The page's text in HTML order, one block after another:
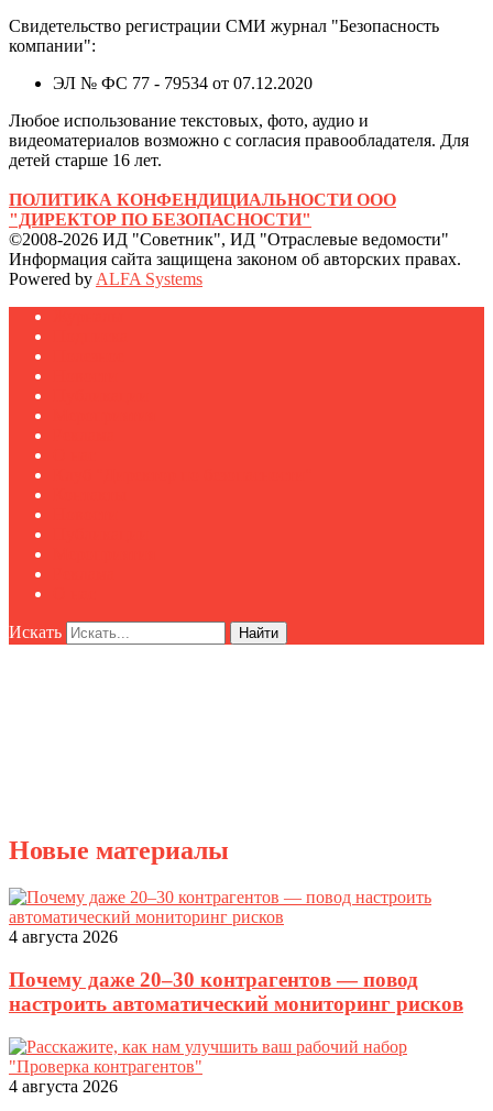
Свидетельство регистрации СМИ журнал "Безопасность
компании":
ЭЛ № ФС 77 - 79534 от 07.12.2020
Любое использование текстовых, фото, аудио и
видеоматериалов возможно с согласия правообладателя. Для
детей старше 16 лет.
ПОЛИТИКА КОНФЕНДИЦИАЛЬНОСТИ ООО
"ДИРЕКТОР ПО БЕЗОПАСНОСТИ"
©2008-2026 ИД "Советник", ИД "Отраслевые ведомости"
Информация сайта защищена законом об авторских правах.
Powered by ALFA Systems
Искать Найти
Новые материалы
4 августа 2026
Почему даже 20–30 контрагентов — повод
настроить автоматический мониторинг рисков
4 августа 2026